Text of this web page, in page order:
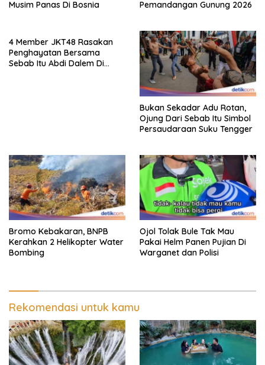
Musim Panas Di Bosnia Pemandangan Gunung 2026
4 Member JKT48 Rasakan
Penghayatan Bersama
Sebab Itu Abdi Dalem Di
Bukan Sekadar Adu Rotan,
Ojung Dari Sebab Itu Simbol
Persaudaraan Suku Tengger
Bromo Kebakaran, BNPB
Kerahkan 2 Helikopter Water
Bombing
Ojol Tolak Bule Tak Mau
Pakai Helm Panen Pujian Di
Warganet dan Polisi
Rekomendasi untuk kamu